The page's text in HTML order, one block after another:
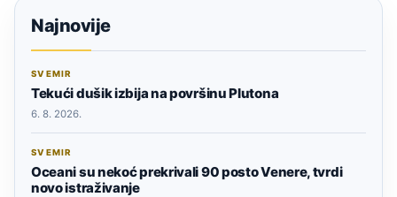
Najnovije
SVEMIR
Tekući dušik izbija na površinu Plutona
6. 8. 2026.
SVEMIR
Oceani su nekoć prekrivali 90 posto Venere, tvrdi
novo istraživanje